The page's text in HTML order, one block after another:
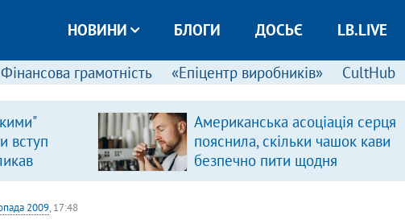
НОВИНИ БЛОГИ ДОСЬЄ LB.LIVE
Фінансова грамотність «Епіцентр виробників» CultHub
вступ
Американська асоціація серця
пояснила, скільки чашок кави
безпечно пити щодня
2009, 17:48